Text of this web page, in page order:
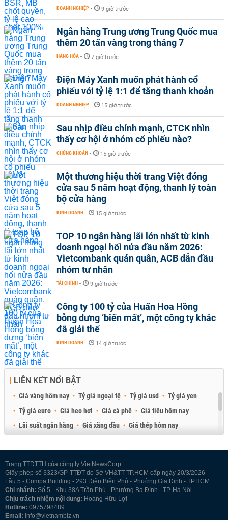
DOANH NGHIỆP - 9 giờ trước
Ngân hàng Trung ương Trung Quốc mua
thêm 20 tấn vàng trong tháng 7
HÀNG HÓA - 7 giờ trước
Điện Máy Xanh muốn phát hành cổ
phiếu với tỷ lệ 1:1 để tăng thanh khoản
DOANH NGHIỆP - 15 giờ trước
Sau nhịp điều chỉnh mạnh, CTCK nhìn
thấy cơ hội ở nhóm cổ phiếu nào?
CHỨNG KHOÁN - 15 giờ trước
Một thương hiệu thời trang Việt đóng
cửa sau 5 năm hoạt động, thanh lý toàn
bộ cửa hàng
KINH DOANH - 15 giờ trước
TOP 10 ngân hàng lãi lớn nhất từ kinh
doanh ngoại hối nửa đầu năm 2026:
Vietcombank quán quân, ACB dẫn đầu
nhóm tư nhân
TÀI CHÍNH - 9 giờ trước
Công ty 100 tỷ của Huấn Hoa Hồng
bỗng dưng ‘biến mất’, một công ty khác
đã giải thể
KINH DOANH - 14 giờ trước
LIÊN KẾT NỔI BẬT
Giá vàng hôm nay Tỷ giá ngoại tệ Tỷ giá usd
Tỷ giá yen
Tỷ giá euro
Giá heo hơi Giá cà phê
Giá tiêu hôm nay
Lãi suất ngân hàng
Giá xăng dầu
Giá thép hôm nay
Trang TTĐTTH của công ty VietNewsCorp
Giấy phép số 3323/GP-TTĐT do Sở VH&TT TP.HCM cấp ngày 20/3/2026
Lầu 5 - Compa Building - 293 Điện Biên Phủ - Phường Gia Định - TP.HCM
Chi nhánh: Số 5 - Khu 38A Trần Phú - Phường Ba Đình - TP. Hà Nội
Chịu trách nhiệm nội dung: Hoàng Hữu Lợi
Hotline: 0975798489
Email: info@vietnambiz.vn